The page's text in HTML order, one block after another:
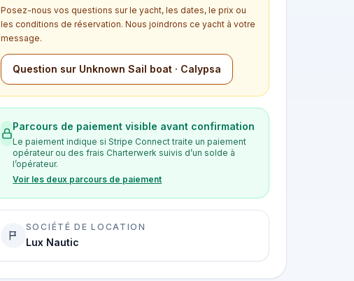
Posez-nous vos questions sur le yacht, les dates, le prix ou
les conditions de réservation. Nous joindrons ce yacht à votre
message.
Question sur Unknown Sail boat · Calypsa
Parcours de paiement visible avant confirmation
Le paiement indique si Stripe Connect traite un paiement
opérateur ou des frais Charterwerk suivis d’un solde à
l’opérateur.
Voir les deux parcours de paiement
SOCIÉTÉ DE LOCATION
Lux Nautic